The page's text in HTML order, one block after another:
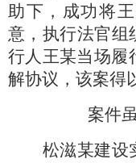
助下，成功将
意，执行法官组
行人王某当场履
解协议，该案得
案件
松滋某建设